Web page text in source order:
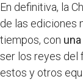
En definitiva, la
de las ediciones
tiempos, con
ser los reyes del
estos y otros